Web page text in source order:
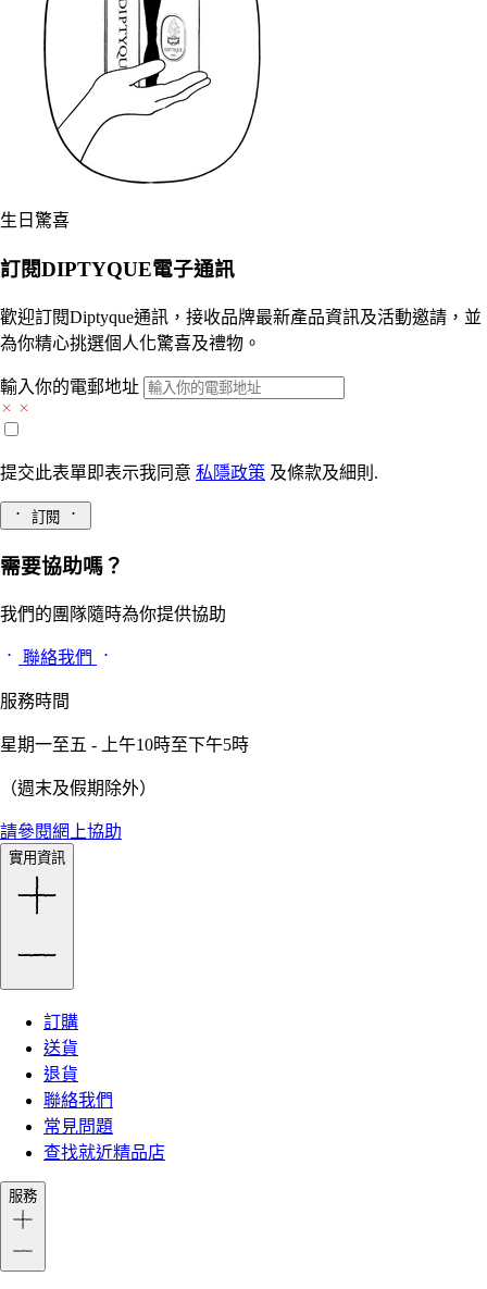
生日驚喜
訂閱DIPTYQUE電子通訊
歡迎訂閱Diptyque通訊，接收品牌最新產品資訊及活動邀請，並
為你精心挑選個人化驚喜及禮物。
輸入你的電郵地址
提交此表單即表示我同意 私隱政策 及條款及細則.
訂閱
需要協助嗎？
我們的團隊隨時為你提供協助
聯絡我們
服務時間
星期一至五 - 上午10時至下午5時
（週末及假期除外）
請參閱網上協助
實用資訊
訂購
送貨
退貨
聯絡我們
常見問題
查找就近精品店
服務